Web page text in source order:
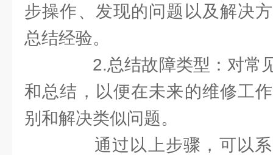
步操作、发现的问题以及解决
总结经验。
2.总结故障类型：对常
和总结，以便在未来的维修工
别和解决类似问题。
通过以上步骤，可以系